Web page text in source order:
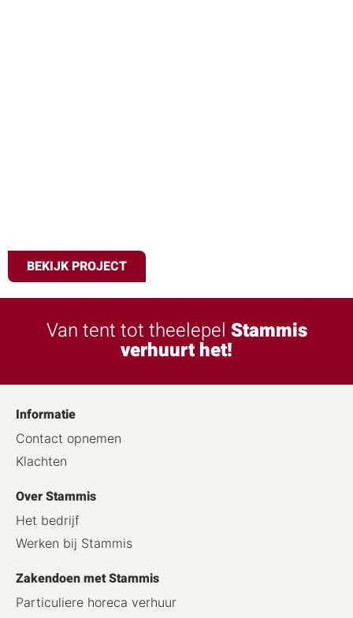
BEKIJK PROJECT
Van tent tot theelepel Stammis
verhuurt het!
Informatie
Contact opnemen
Klachten
Over Stammis
Het bedrijf
Werken bij Stammis
Zakendoen met Stammis
Particuliere horeca verhuur